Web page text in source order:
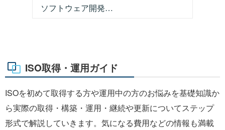
ソフトウェア開発…
ISO取得・運用ガイド
ISOを初めて取得する方や運用中の方のお悩みを基礎知識か
ら実際の取得・構築・運用・継続や更新についてステップ
形式で解説していきます。気になる費用などの情報も満載